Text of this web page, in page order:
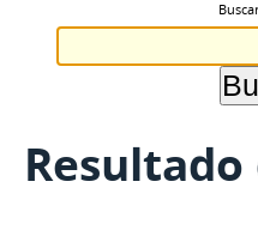
Resultado